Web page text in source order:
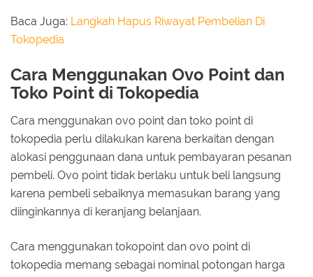
Baca Juga: Langkah Hapus Riwayat Pembelian Di
Tokopedia
Cara Menggunakan Ovo Point dan
Toko Point di Tokopedia
Cara menggunakan ovo point dan toko point di
tokopedia perlu dilakukan karena berkaitan dengan
alokasi penggunaan dana untuk pembayaran pesanan
pembeli. Ovo point tidak berlaku untuk beli langsung
karena pembeli sebaiknya memasukan barang yang
diinginkannya di keranjang belanjaan.
Cara menggunakan tokopoint dan ovo point di
tokopedia memang sebagai nominal potongan harga